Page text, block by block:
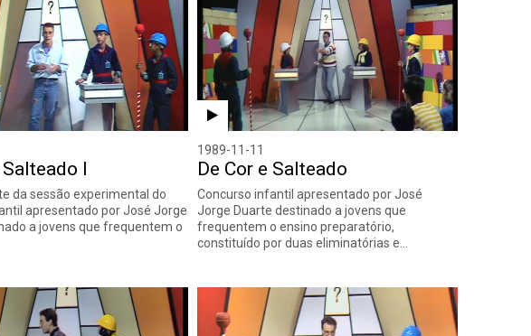
Salteado I
da sessão experimental do
apresentado por José Jorge
a jovens que frequentem o
1989-11-11
De Cor e Salteado
Concurso infantil apresentado por José
Jorge Duarte destinado a jovens que
frequentem o ensino preparatório,
constituído por duas eliminatórias e…